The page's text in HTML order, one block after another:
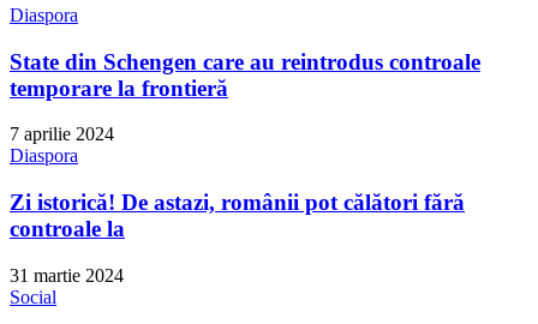
Diaspora
State din Schengen care au reintrodus controale
temporare la frontieră
7 aprilie 2024
Diaspora
Zi istorică! De astazi, românii pot călători fără
controale la
31 martie 2024
Social